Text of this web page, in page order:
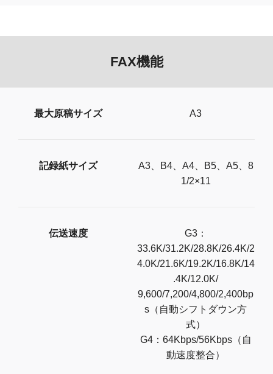
FAX機能
最大原稿サイズ A3
記録紙サイズ
A3、B4、A4、B5、A5、8
1/2×11
伝送速度
G3：
33.6K/31.2K/28.8K/26.4K/2
4.0K/21.6K/19.2K/16.8K/14
.4K/12.0K/
9,600/7,200/4,800/2,400bp
s（自動シフトダウン方
式）
G4：64Kbps/56Kbps（自
動速度整合）